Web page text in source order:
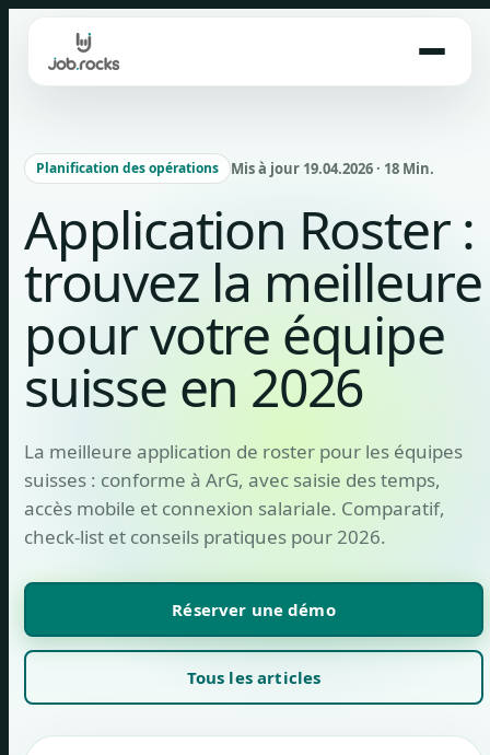
content
Planification des opérations Mis à jour 19.04.2026 · 18 Min.
Application Roster :
trouvez la meilleure
pour votre équipe
suisse en 2026
La meilleure application de roster pour les équipes
suisses : conforme à ArG, avec saisie des temps,
accès mobile et connexion salariale. Comparatif,
check-list et conseils pratiques pour 2026.
Réserver une démo
Tous les articles